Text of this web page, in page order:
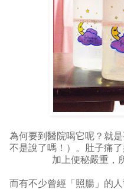
為何要到醫院喝它呢？就
不是說了嗎！）。肚子痛
加上便秘嚴重，
而有不少曾經「照腸」的